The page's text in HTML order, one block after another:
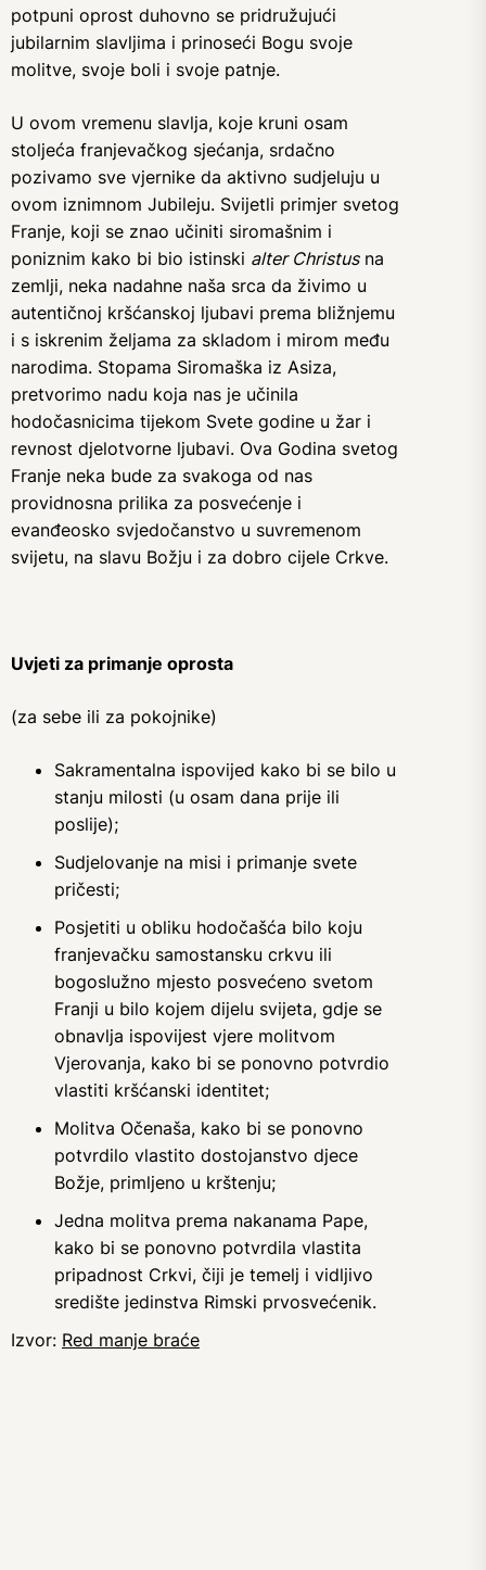
potpuni oprost duhovno se pridružujući
jubilarnim slavljima i prinoseći Bogu svoje
molitve, svoje boli i svoje patnje.
U ovom vremenu slavlja, koje kruni osam
stoljeća franjevačkog sjećanja, srdačno
pozivamo sve vjernike da aktivno sudjeluju u
ovom iznimnom Jubileju. Svijetli primjer svetog
Franje, koji se znao učiniti siromašnim i
poniznim kako bi bio istinski alter Christusna
zemlji, neka nadahne naša srca da živimo u
autentičnoj kršćanskoj ljubavi prema bližnjemu
i s iskrenim željama za skladom i mirom među
narodima. Stopama Siromaška iz Asiza,
pretvorimo nadu koja nas je učinila
hodočasnicima tijekom Svete godine u žar i
revnost djelotvorne ljubavi. Ova Godina svetog
Franje neka bude za svakoga od nas
providnosna prilika za posvećenje i
evanđeosko svjedočanstvo u suvremenom
svijetu, na slavu Božju i za dobro cijele Crkve.
Uvjeti za primanje oprosta
(za sebe ili za pokojnike)
Sakramentalna ispovijed kako bi se bilo u
stanju milosti (u osam dana prije ili
poslije);
Sudjelovanje na misi i primanje svete
pričesti;
Posjetiti u obliku hodočašća bilo koju
franjevačku samostansku crkvu ili
bogoslužno mjesto posvećeno svetom
Franji u bilo kojem dijelu svijeta, gdje se
obnavlja ispovijest vjere molitvom
Vjerovanja, kako bi se ponovno potvrdio
vlastiti kršćanski identitet;
Molitva Očenaša, kako bi se ponovno
potvrdilo vlastito dostojanstvo djece
Božje, primljeno u krštenju;
Jedna molitva prema nakanama Pape,
kako bi se ponovno potvrdila vlastita
pripadnost Crkvi, čiji je temelj i vidljivo
središte jedinstva Rimski prvosvećenik.
Izvor: Red manje braće